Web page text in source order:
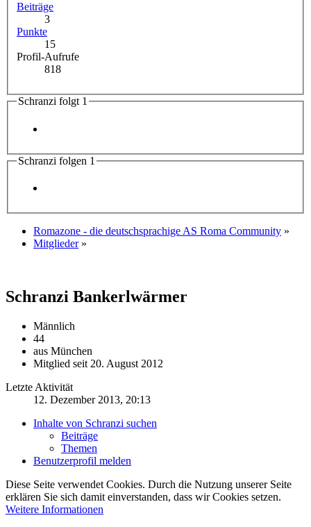
Beiträge
3
Punkte
15
Profil-Aufrufe
818
Schranzi folgt 1
Schranzi folgen 1
Romazone - die deutschsprachige AS Roma Community »
Mitglieder »
Schranzi Bankerlwärmer
Männlich
44
aus München
Mitglied seit 20. August 2012
Letzte Aktivität
12. Dezember 2013, 20:13
Inhalte von Schranzi suchen
Beiträge
Themen
Benutzerprofil melden
Diese Seite verwendet Cookies. Durch die Nutzung unserer Seite
erklären Sie sich damit einverstanden, dass wir Cookies setzen.
Weitere Informationen